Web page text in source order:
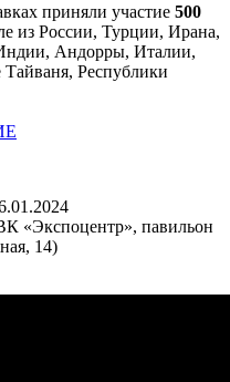
приняли участие 500
из России, Турции, Ирана,
Индии, Андорры, Италии,
Республики
«Экспоцентр», павильон
14)